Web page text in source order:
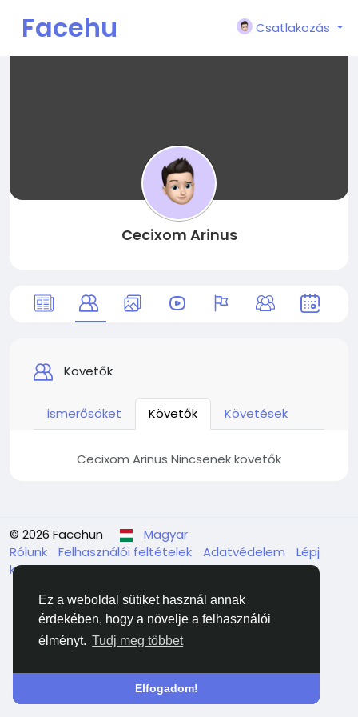
Ez a weboldal sütiket használ annak
érdekében, hogy a növelje a felhasználói
élményt. Tudj meg többet
Elfogadom!
Facehu
Csatlakozás
Cecixom Arinus
Követők
ismerősöket Követők Követések
Cecixom Arinus Nincsenek követők
© 2026 Facehun
Magyar
Rólunk
Felhasználói feltételek Adatvédelem
Lépj
kapcsolatba velünk Könyvtár